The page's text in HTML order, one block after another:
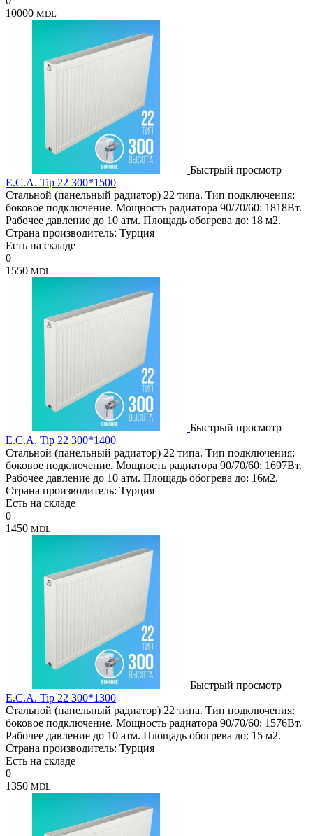
10000 MDL
Быстрый просмотр
E.C.A. Tip 22 300*1500
Стальной (панельный радиатор) 22 типа. Тип подключения:
боковое подключение. Мощность радиатора 90/70/60: 1818Вт.
Рабочее давление до 10 атм. Площадь обогрева до: 18 м2.
Страна производитель: Турция
Есть на складе
0
1550 MDL
Быстрый просмотр
E.C.A. Tip 22 300*1400
Стальной (панельный радиатор) 22 типа. Тип подключения:
боковое подключение. Мощность радиатора 90/70/60: 1697Вт.
Рабочее давление до 10 атм. Площадь обогрева до: 16м2.
Страна производитель: Турция
Есть на складе
0
1450 MDL
Быстрый просмотр
E.C.A. Tip 22 300*1300
Стальной (панельный радиатор) 22 типа. Тип подключения:
боковое подключение. Мощность радиатора 90/70/60: 1576Вт.
Рабочее давление до 10 атм. Площадь обогрева до: 15 м2.
Страна производитель: Турция
Есть на складе
0
1350 MDL